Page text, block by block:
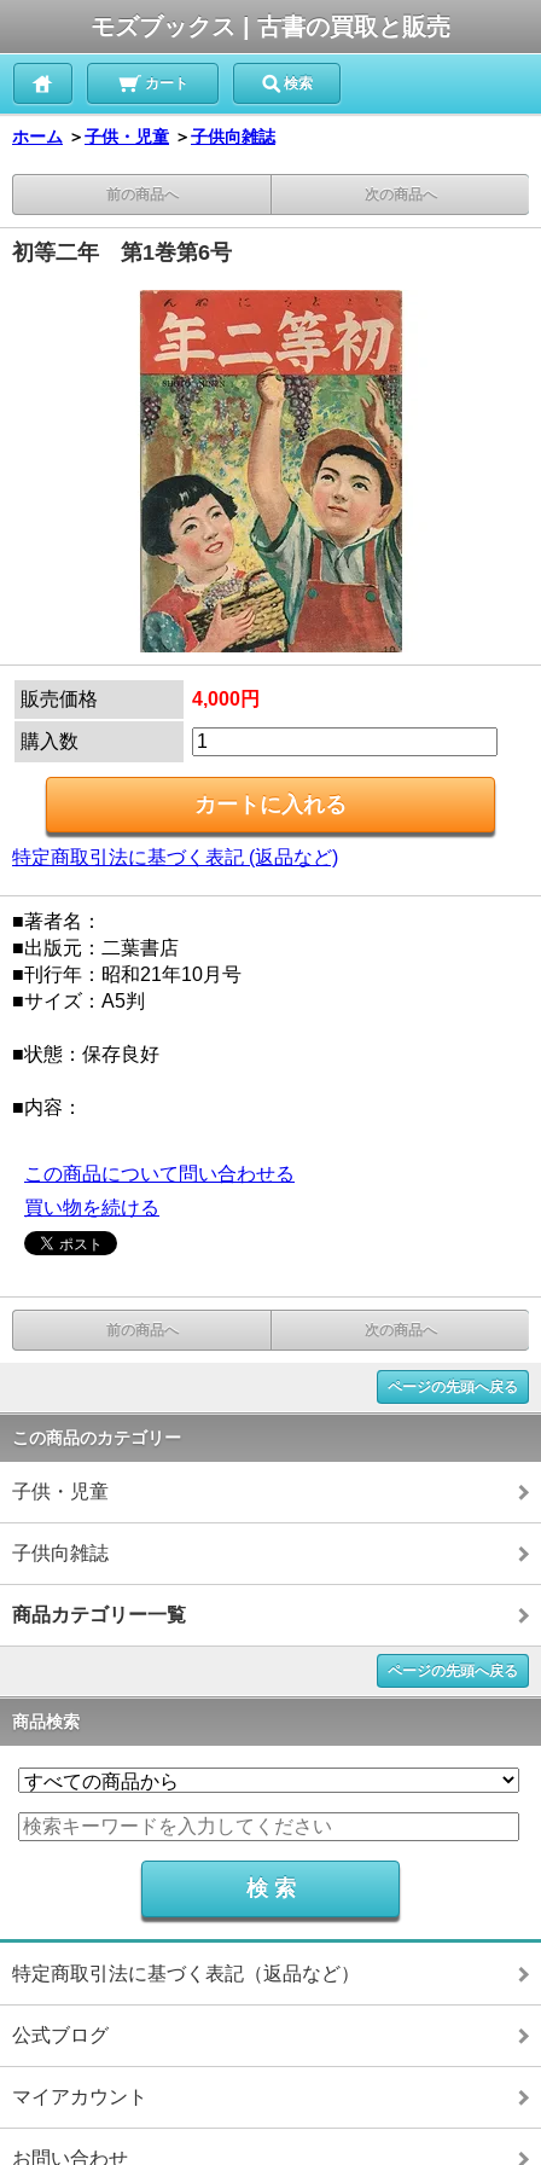
モズブックス | 古書の買取と販売
カート 検索
ホーム ＞子供・児童 ＞子供向雑誌
前の商品へ 次の商品へ
初等二年 第1巻第6号
販売価格 4,000円
購入数
特定商取引法に基づく表記 (返品など)
■著者名：
■出版元：二葉書店
■刊行年：昭和21年10月号
■サイズ：A5判
■状態：保存良好
■内容：
この商品について問い合わせる
買い物を続ける
前の商品へ 次の商品へ
ページの先頭へ戻る
この商品のカテゴリー
子供・児童
子供向雑誌
商品カテゴリー一覧
ページの先頭へ戻る
商品検索
特定商取引法に基づく表記（返品など）
公式ブログ
マイアカウント
お問い合わせ